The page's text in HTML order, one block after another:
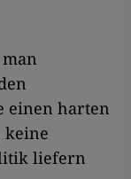
einen harten
keine
liefern